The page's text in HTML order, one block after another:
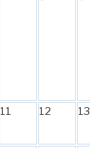
11 12 13